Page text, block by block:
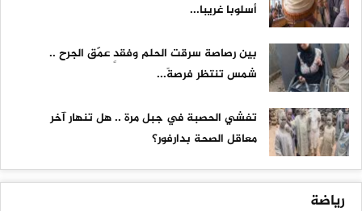
أسلوبا غريبا...
بين رصاصة سرقت الحلم وفقدٍ عمّق الجرح ..
شمس تنتظر فرصةً...
تفشي الحصبة في جبل مرة .. هل تنهار آخر
معاقل الصحة بدارفور؟
رياضة